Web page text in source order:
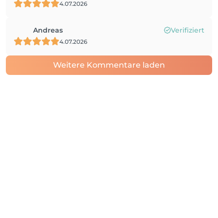
4.07.2026
Andreas Verifiziert
4.07.2026
Weitere Kommentare laden